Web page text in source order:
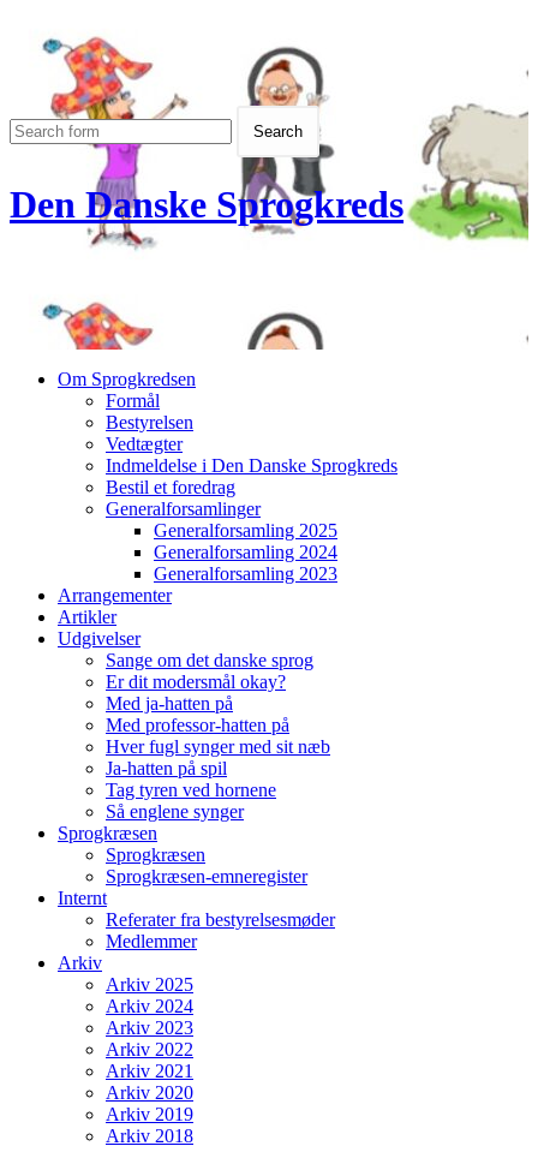
Den Danske Sprogkreds
Om Sprogkredsen
Formål
Bestyrelsen
Vedtægter
Indmeldelse i Den Danske Sprogkreds
Bestil et foredrag
Generalforsamlinger
Generalforsamling 2025
Generalforsamling 2024
Generalforsamling 2023
Arrangementer
Artikler
Udgivelser
Sange om det danske sprog
Er dit modersmål okay?
Med ja-hatten på
Med professor-hatten på
Hver fugl synger med sit næb
Ja-hatten på spil
Tag tyren ved hornene
Så englene synger
Sprogkræsen
Sprogkræsen
Sprogkræsen-emneregister
Internt
Referater fra bestyrelsesmøder
Medlemmer
Arkiv
Arkiv 2025
Arkiv 2024
Arkiv 2023
Arkiv 2022
Arkiv 2021
Arkiv 2020
Arkiv 2019
Arkiv 2018